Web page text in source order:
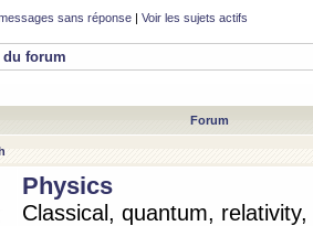
sans réponse | Voir les sujets actifs
du forum
Forum
Physics
Classical, quantum,